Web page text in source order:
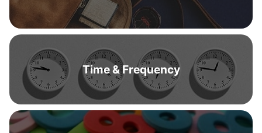
Time & Frequency